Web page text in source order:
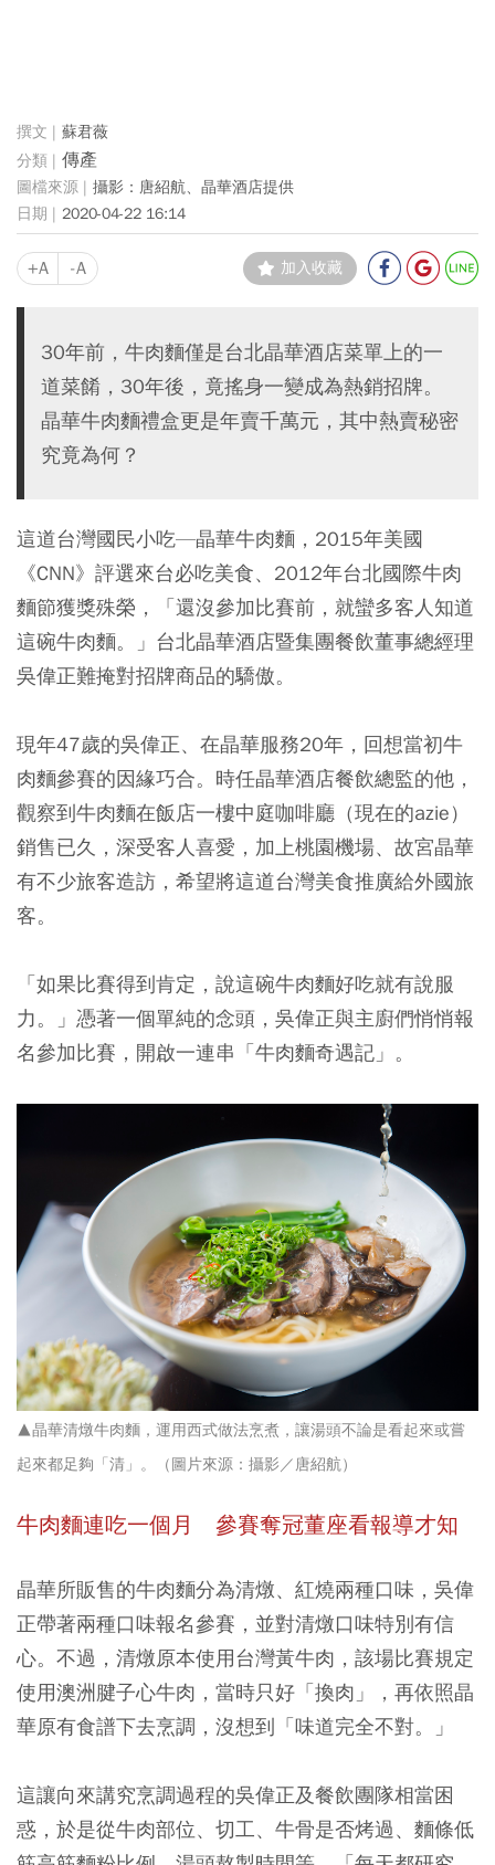
蘇君薇
傳產
攝影：唐紹航、晶華酒店提供
2020-04-22 16:14
+A -A 加入收藏
30年前，牛肉麵僅是台北晶華酒店菜單上的一
道菜餚，30年後，竟搖身一變成為熱銷招牌。
晶華牛肉麵禮盒更是年賣千萬元，其中熱賣秘密
究竟為何？
這道台灣國民小吃—晶華牛肉麵，2015年美國
《CNN》評選來台必吃美食、2012年台北國際牛肉
麵節獲獎殊榮，「還沒參加比賽前，就蠻多客人知道
這碗牛肉麵。」台北晶華酒店暨集團餐飲董事總經理
吳偉正難掩對招牌商品的驕傲。
現年47歲的吳偉正、在晶華服務20年，回想當初牛
肉麵參賽的因緣巧合。時任晶華酒店餐飲總監的他，
觀察到牛肉麵在飯店一樓中庭咖啡廳（現在的azie）
銷售已久，深受客人喜愛，加上桃園機場、故宮晶華
有不少旅客造訪，希望將這道台灣美食推廣給外國旅
客。
「如果比賽得到肯定，說這碗牛肉麵好吃就有說服
力。」憑著一個單純的念頭，吳偉正與主廚們悄悄報
名參加比賽，開啟一連串「牛肉麵奇遇記」。
▲晶華清燉牛肉麵，運用西式做法烹煮，讓湯頭不論是看起來或嘗
起來都足夠「清」。（圖片來源：攝影／唐紹航）
牛肉麵連吃一個月 參賽奪冠董座看報導才知
晶華所販售的牛肉麵分為清燉、紅燒兩種口味，吳偉
正帶著兩種口味報名參賽，並對清燉口味特別有信
心。不過，清燉原本使用台灣黃牛肉，該場比賽規定
使用澳洲腱子心牛肉，當時只好「換肉」，再依照晶
華原有食譜下去烹調，沒想到「味道完全不對。」
這讓向來講究烹調過程的吳偉正及餐飲團隊相當困
惑，於是從牛肉部位、切工、牛骨是否烤過、麵條低